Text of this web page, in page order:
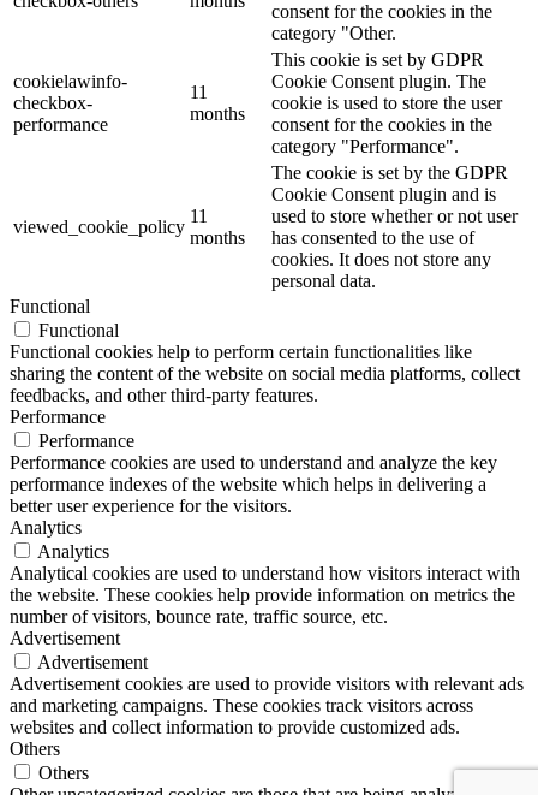
consent for the cookies in the
category "Other.
cookielawinfo-
checkbox-
performance
11
months
This cookie is set by GDPR
Cookie Consent plugin. The
cookie is used to store the user
consent for the cookies in the
category "Performance".
viewed_cookie_policy
11
months
The cookie is set by the GDPR
Cookie Consent plugin and is
used to store whether or not user
has consented to the use of
cookies. It does not store any
personal data.
Functional
Functional
Functional cookies help to perform certain functionalities like
sharing the content of the website on social media platforms, collect
feedbacks, and other third-party features.
Performance
Performance
Performance cookies are used to understand and analyze the key
performance indexes of the website which helps in delivering a
better user experience for the visitors.
Analytics
Analytics
Analytical cookies are used to understand how visitors interact with
the website. These cookies help provide information on metrics the
number of visitors, bounce rate, traffic source, etc.
Advertisement
Advertisement
Advertisement cookies are used to provide visitors with relevant ads
and marketing campaigns. These cookies track visitors across
websites and collect information to provide customized ads.
Others
Others